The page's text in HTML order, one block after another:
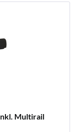
Multirail